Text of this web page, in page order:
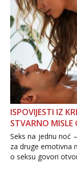
ISPOVIJESTI IZ
STVARNO MISLE
Seks na jednu noć
za druge emotivna
o seksu govori
dalje izaziva